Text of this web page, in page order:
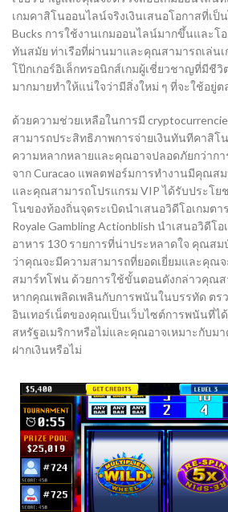
เกมคาสิโนออนไลน์จริงเงินเสนอโอกาสที่เป็
Bucks การใช้งานเกมออนไลน์มากขึ้นและโ
ทันสมัย ท่าเรือที่ผ่านมาและคุณสามารถเล่นเ
โป๊กเกอร์อิเล็กทรอนิกส์เกมผู้เชี่ยวชาญที่มีชีวิ
มากมายทำให้แน่ใจว่ามีสิ่งใหม่ ๆ ที่จะใช้อยู่ต
ด้วยความช่วยเหลือในการมี
สามารถประสิทธิภาพการจ่ายเงินทันทีคาสิโ
ความหลากหลายและคุณอาจปลอดภัยกว่ากา
จาก Curacao แพลตฟอร์มการทำงานมีคุณ
และคุณสามารถโปรแกรม VIP ได้รับประโ
โนของท้องถิ่นจุดระเบิดนำเสนอวิดีโอเกมตา
Royale Gambling Actionblish นำเสนอวิดีโ
อาหาร 130 รายการที่น่าประหลาดใจ คุณส
ว่าคุณจะมีความสามารถที่ยอดเยี่ยมและคุณจ
สมาร์ทโฟน ด้วยการใช้ขั้นตอนดังกล่าวคุณส
หากคุณเพลิดเพลินกับการพนันในบรรทัด ตร
อินเทอร์เน็ตของคุณเป็นเว็บไซต์การพนันที่ไ
สหรัฐอเมริกาหรือไม่และคุณอาจเหมาะกับม
ฝากเงินหรือไม่